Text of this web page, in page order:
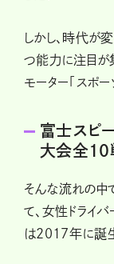
しかし、時代が
つ能力に注目が
モーター「スポー
富士スピ
大会全10
そんな流れの中
て、女性ドライ
は2017年に誕生